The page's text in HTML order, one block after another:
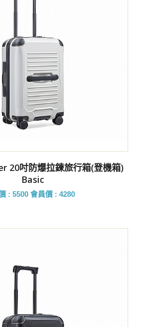
20吋防爆拉鍊旅行箱(登機箱)
Basic
: 5500 會員價 : 4280